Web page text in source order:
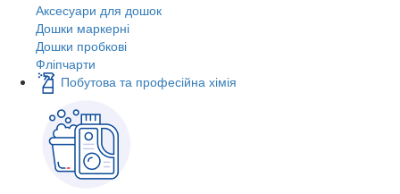
Аксесуари для дошок
Дошки маркерні
Дошки пробкові
Фліпчарти
Побутова та професійна хімія